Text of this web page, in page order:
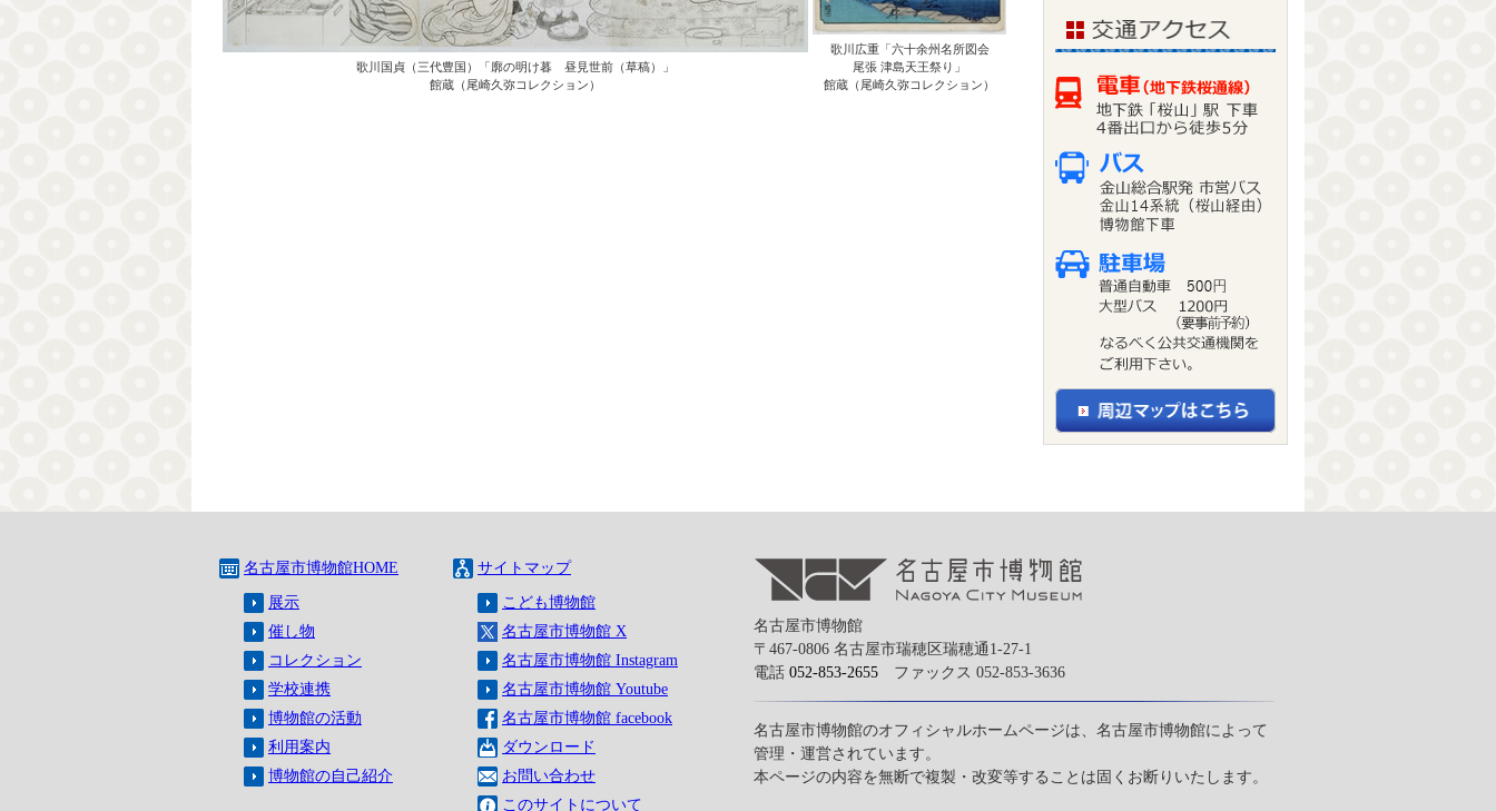
歌川国貞（三代豊国）「廓の明け暮 昼見世前（草稿）」
館蔵（尾崎久弥コレクション）
歌川広重「六十余州名所図会
尾張 津島天王祭り」
館蔵（尾崎久弥コレクション）
名古屋市博物館HOME
展示
催し物
コレクション
学校連携
博物館の活動
利用案内
博物館の自己紹介
サイトマップ
こども博物館
名古屋市博物館 X
名古屋市博物館 Instagram
名古屋市博物館 Youtube
名古屋市博物館 facebook
ダウンロード
お問い合わせ
このサイトについて
名古屋市博物館
〒467-0806 名古屋市瑞穂区瑞穂通1-27-1
電話 052-853-2655 ファックス 052-853-3636
名古屋市博物館のオフィシャルホームページは、名古屋市博物館によって
管理・運営されています。
本ページの内容を無断で複製・改変等することは固くお断りいたします。